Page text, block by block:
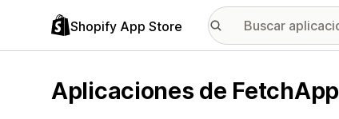
Shopify App Store
Aplicaciones de FetchApp